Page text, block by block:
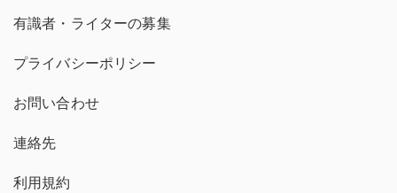
有識者・ライターの募集
プライバシーポリシー
お問い合わせ
連絡先
利用規約